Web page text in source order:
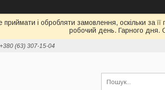
і обробляти замовлення, оскільки за
робочий день. Гарного дня.
+380 (63) 307-15-04